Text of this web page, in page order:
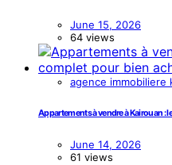
June 15, 2026
64 views
agence immobiliere
Appartements à vendre à Kairouan :
June 14, 2026
61 views